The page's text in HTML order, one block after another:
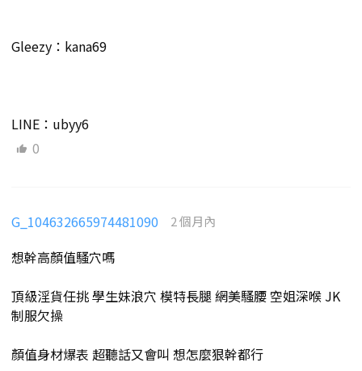
Gleezy：kana69
LINE：ubyy6
0
G_104632665974481090 2 個月內
想幹高顏值騷穴嗎
頂級淫貨任挑 學生妹浪穴 模特長腿 網美騷腰 空姐深喉 JK
制服欠操
顏值身材爆表 超聽話又會叫 想怎麼狠幹都行